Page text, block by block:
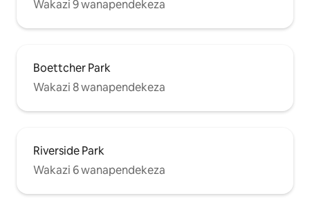
Wakazi 9 wanapendekeza
Boettcher Park
Wakazi 8 wanapendekeza
Riverside Park
Wakazi 6 wanapendekeza